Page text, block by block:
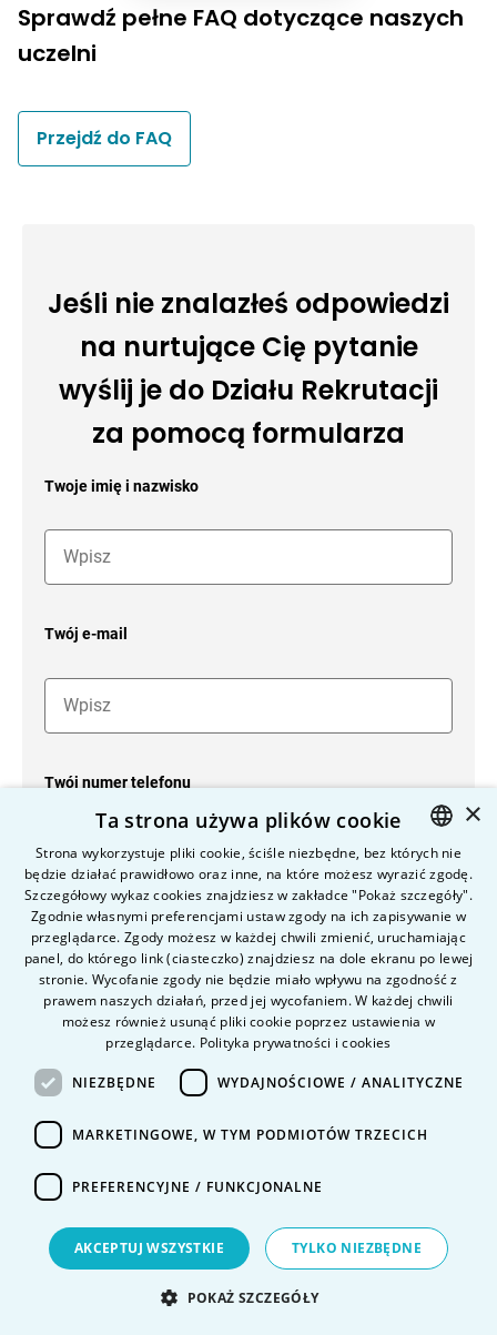
Sprawdź pełne FAQ dotyczące naszych
uczelni
Przejdź do FAQ
Jeśli nie znalazłeś odpowiedzi
na nurtujące Cię pytanie
wyślij je do Działu Rekrutacji
za pomocą formularza
Twoje imię i nazwisko
Twój e-mail
Twój numer telefonu
Treść wiadomości
Dodaj załącznik
Wyślij kopię na mój email
POLISH
ENGLISH
×
Ta strona używa plików cookie
Strona wykorzystuje pliki cookie, ściśle niezbędne, bez których nie
będzie działać prawidłowo oraz inne, na które możesz wyrazić zgodę.
Szczegółowy wykaz cookies znajdziesz w zakładce "Pokaż szczegóły".
Zgodnie własnymi preferencjami ustaw zgody na ich zapisywanie w
przeglądarce. Zgody możesz w każdej chwili zmienić, uruchamiając
panel, do którego link (ciasteczko) znajdziesz na dole ekranu po lewej
stronie. Wycofanie zgody nie będzie miało wpływu na zgodność z
prawem naszych działań, przed jej wycofaniem. W każdej chwili
możesz również usunąć pliki cookie poprzez ustawienia w
przeglądarce. Polityka prywatności i cookies
NIEZBĘDNE WYDAJNOŚCIOWE / ANALITYCZNE
MARKETINGOWE, W TYM PODMIOTÓW TRZECICH
PREFERENCYJNE / FUNKCJONALNE
AKCEPTUJ WSZYSTKIE TYLKO NIEZBĘDNE
POKAŻ SZCZEGÓŁY